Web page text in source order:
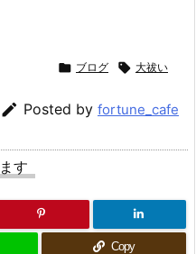
 ブログ  大祓い
 Posted by fortune_cafe
す
Copy